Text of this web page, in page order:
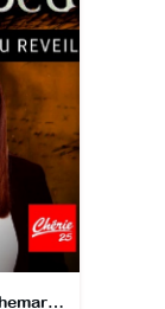
Snapped : Cauchemars au réveil